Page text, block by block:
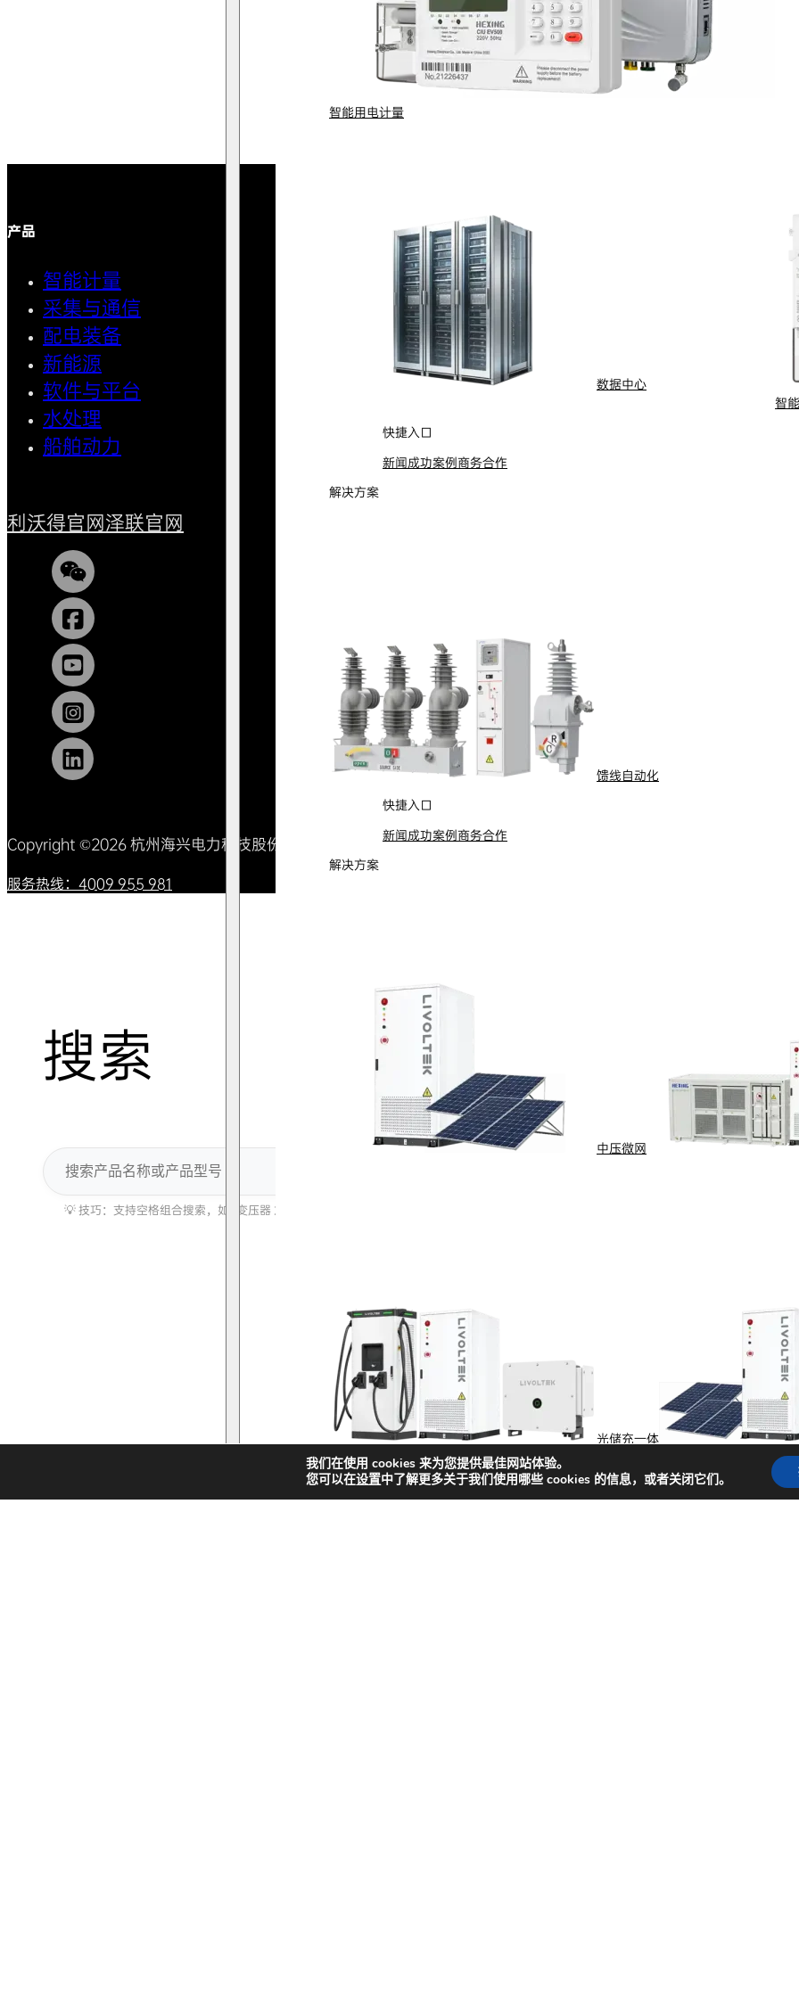
智能用电计量
数据中心
智
快捷入口
新闻成功案例商务合作
解决方案
馈线自动化
快捷入口
新闻成功案例商务合作
解决方案
中压微网
光储充一体
化储能
快捷入口
产品
智能计量
采集与通信
配电装备
新能源
软件与平台
水处理
船舶动力
智能用电计量
馈线自动化
中压微网
AMI智能抄表
船舶电动化
利沃得官网泽联官网
Copyright ©2026 杭州海兴电力科技股份有限公司 All Rights Reserved浙ICP备09002778号-1
服务热线：4009 955 981
我们在使用 cookies 来为您提供最佳网站体验。
您可以在设置中了解更多关于我们使用哪些 cookies 的信息，或者关闭它们。
搜索